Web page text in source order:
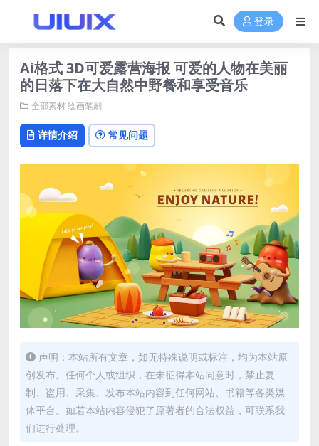
登录
Ai格式 3D可爱露营海报 可爱的人物在美丽
的日落下在大自然中野餐和享受音乐
全部素材 绘画笔刷
详情介绍 常见问题
声明：本站所有文章，如无特殊说明或标注，均为本站原
创发布。任何个人或组织，在未征得本站同意时，禁止复
制、盗用、采集、发布本站内容到任何网站、书籍等各类媒
体平台。如若本站内容侵犯了原著者的合法权益，可联系我
们进行处理。